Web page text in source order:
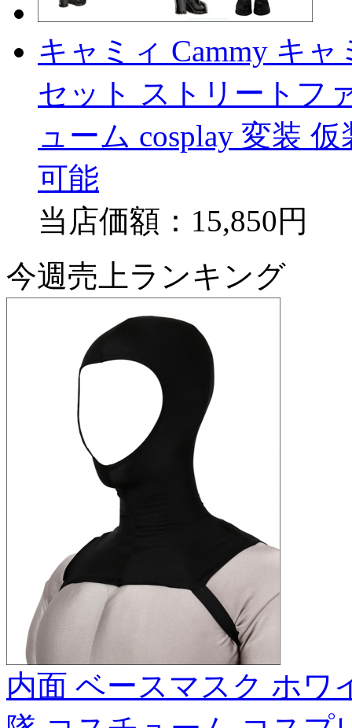
キャミィ Cammy キ
セット ストリートフ
ューム cosplay 変装
可能
当店価額： 15,850円
今週売上ランキング
内面 ベースマスク ホワ